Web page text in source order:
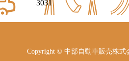
3031
Copyright © 中部自動車販売株式